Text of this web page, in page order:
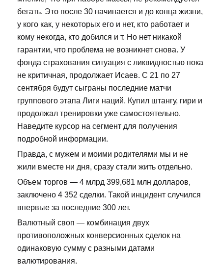
бегать. Это после 30 начинается и до конца жизни,
у кого как, у некоторых его и нет, кто работает и
кому некогда, кто добился и т. Но нет никакой
гарантии, что проблема не возникнет снова. У
фонда страхования ситуация с ликвидностью пока
не критичная, продолжает Исаев. С 21 по 27
сентября будут сыграны последние матчи
группового этапа Лиги наций. Купил штангу, гири и
продолжал тренировки уже самостоятельно.
Наведите курсор на сегмент для получения
подробной информации.
Правда, с мужем и моими родителями мы и не
жили вместе ни дня, сразу стали жить отдельно.
Объем торгов — 4 млрд 399,681 млн долларов,
заключено 4 352 сделки. Такой инцидент случился
впервые за последние 300 лет.
Валютный своп — комбинация двух
противоположных конверсионных сделок на
одинаковую сумму с разными датами
валютирования.